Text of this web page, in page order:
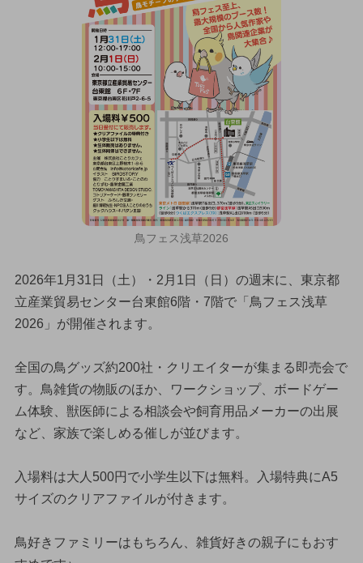
鳥フェス浅草2026
2026年1月31日（土）・2月1日（日）の週末に、東京都
立産業貿易センター台東館6階・7階で「鳥フェス浅草
2026」が開催されます。
全国の鳥グッズ約200社・クリエイターが集まる即売会で
す。鳥雑貨の物販のほか、ワークショップ、ボードゲー
ム体験、獣医師による相談会や飼育用品メーカーの出展
など、家族で楽しめる催しが並びます。
入場料は大人500円で小学生以下は無料。入場特典にA5
サイズのクリアファイルが付きます。
鳥好きファミリーはもちろん、雑貨好きの親子にもおす